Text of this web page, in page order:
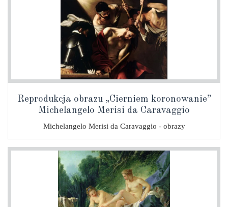
Reprodukcja obrazu „Cierniem koronowanie”
Michelangelo Merisi da Caravaggio
Michelangelo Merisi da Caravaggio - obrazy